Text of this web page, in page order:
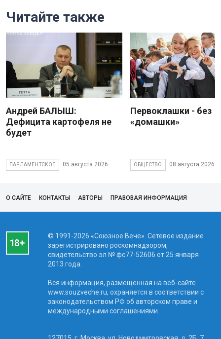
Читайте также
Андрей БАЛЫШ:
Дефицита картофеля не
будет
ПАРЛАМЕНТСКОЕ 05 августа 2026
Первоклашки - без
«домашки»
ОБЩЕСТВО 08 августа 2026
О САЙТЕ КОНТАКТЫ АВТОРЫ ПРАВОВАЯ ИНФОРМАЦИЯ
© 1991-2026 «Союзное Вече». Сетевое издание
зарегистрировано роскомнадзором,
свидетельство эл № фc77-52606 от 25 января
2013 года.
Вся информация, размещенная на веб-сайте
www.souzveche.ru, охраняется в соответствии с
законодательством РФ об авторском праве и
международными соглашениями.